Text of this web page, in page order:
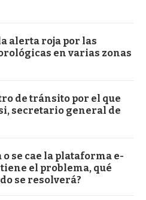
alerta roja por las
en varias zonas
de tránsito por el que
secretario general de
o se cae la plataforma e-
tiene el problema, qué
se resolverá?